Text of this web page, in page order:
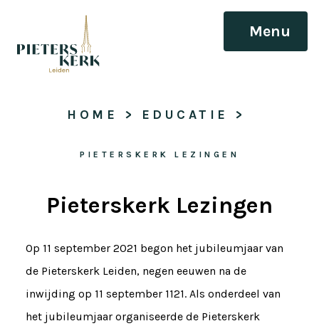
Menu
HOME > EDUCATIE >
PIETERSKERK LEZINGEN
Pieterskerk Lezingen
Op 11 september 2021 begon het jubileumjaar van
de Pieterskerk Leiden, negen eeuwen na de
inwijding op 11 september 1121. Als onderdeel van
het jubileumjaar organiseerde de Pieterskerk